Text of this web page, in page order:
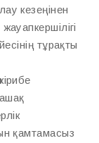
кезеңінен
тұрақты
қамтамасыз